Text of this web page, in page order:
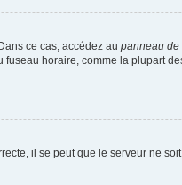
ce cas, accédez au panneau de
horaire, comme la plupart
il se peut que le serveur ne